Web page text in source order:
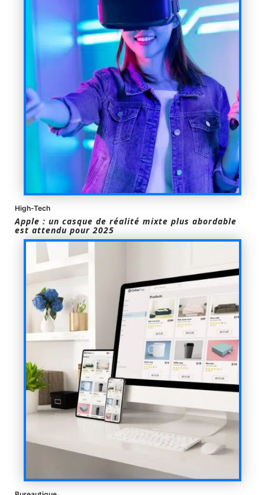
High-Tech
Apple : un casque de réalité mixte plus abordable
est attendu pour 2025